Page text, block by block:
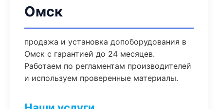
Омск
продажа и установка допоборудования в
Омск с гарантией до 24 месяцев.
Работаем по регламентам производителей
и используем проверенные материалы.